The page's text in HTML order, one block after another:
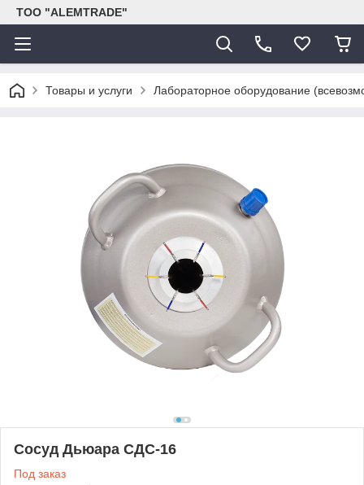
ТОО "ALEMTRADE"
Товары и услуги Лабораторное оборудование
Сосуд Дьюара СДС-16
Под заказ